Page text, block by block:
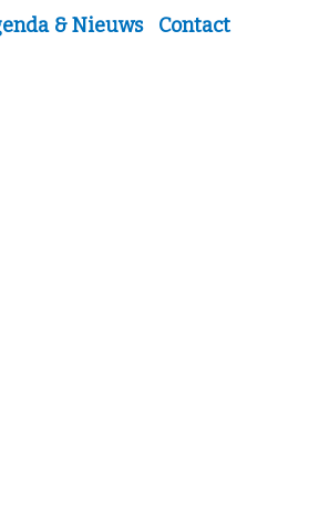
& Nieuws Contact